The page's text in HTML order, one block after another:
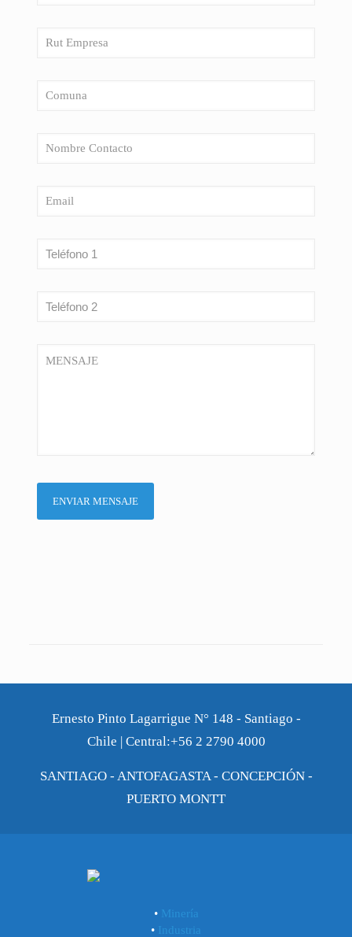
Ernesto Pinto Lagarrigue N° 148 - Santiago -
Chile | Central:+56 2 2790 4000
SANTIAGO - ANTOFAGASTA - CONCEPCIÓN -
PUERTO MONTT
•Minería
• Industria